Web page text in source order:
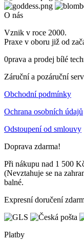
O nás
Vznik v roce 2000.
Praxe v oboru již od
0prava a prodej bílé
Záruční a pozáruční
Obchodní podmínky
Ochrana osobních údajů
Odstoupení od smlouvy
Doprava zdarma!
Při nákupu nad 1 500
(Nevztahuje se na
balné.
Expresní doručení
Platby